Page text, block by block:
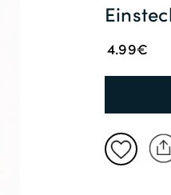
4.99€